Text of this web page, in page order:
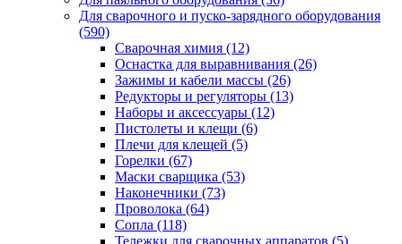
Для сварочного и пуско-зарядного оборудования
(590)
Сварочная химия (12)
Оснастка для выравнивания (26)
Зажимы и кабели массы (26)
Редукторы и регуляторы (13)
Наборы и аксессуары (12)
Пистолеты и клещи (6)
Плечи для клещей (5)
Горелки (67)
Маски сварщика (53)
Наконечники (73)
Проволока (64)
Сопла (118)
Тележки для сварочных аппаратов (5)